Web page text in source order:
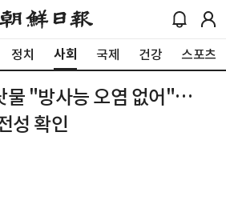
정치 사회 국제 건강 스포츠
물 "방사능 오염 없어"…
성 확인